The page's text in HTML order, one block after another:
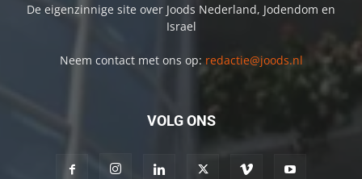
De eigenzinnige site over Joods Nederland, Jodendom en
Israel
Neem contact met ons op: redactie@joods.nl
VOLG ONS